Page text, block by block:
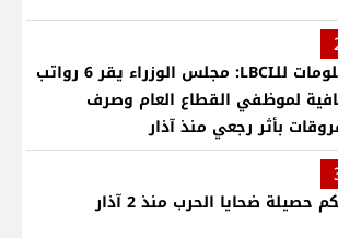
معلومات للـLBCI: مجلس الوزراء يقر 6 رواتب
لموظفي القطاع العام وصرف
بأثر رجعي منذ آذار
حصيلة ضحايا الحرب منذ 2 آذار